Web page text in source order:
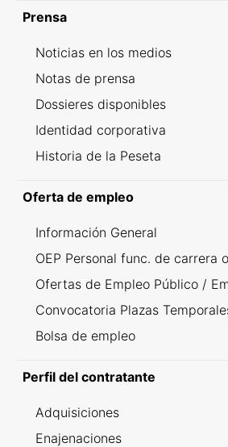
Prensa
Noticias en los medios
Notas de prensa
Dossieres disponibles
Identidad corporativa
Historia de la Peseta
Oferta de empleo
Información General
OEP Personal func. de carrera
Ofertas de Empleo Público /
Convocatoria Plazas
Bolsa de empleo
Perfil del contratante
Adquisiciones
Enajenaciones